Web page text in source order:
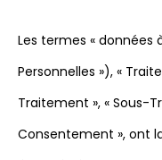
Les termes « données
Personnelles »), «
Traitement », « Sous-
Consentement », ont